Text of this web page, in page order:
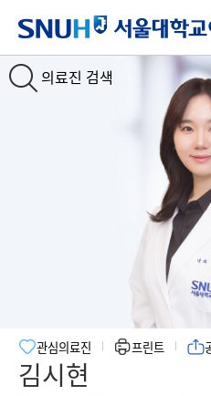
의료진 검색
김시현
관심의료진 프린트